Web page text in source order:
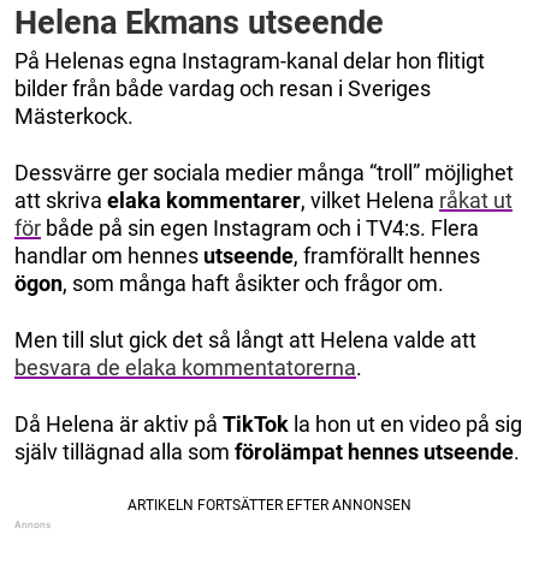
Helena Ekmans utseende
På Helenas egna Instagram-kanal delar hon flitigt
bilder från både vardag och resan i Sveriges
Mästerkock.
Dessvärre ger sociala medier många “troll” möjlighet
att skriva elaka kommentarer, vilket Helena råkat ut
för både på sin egen Instagram och i TV4:s. Flera
handlar om hennes utseende, framförallt hennes
ögon, som många haft åsikter och frågor om.
Men till slut gick det så långt att Helena valde att
besvara de elaka kommentatorerna.
Då Helena är aktiv på TikTok la hon ut en video på sig
själv tillägnad alla som förolämpat hennes utseende.